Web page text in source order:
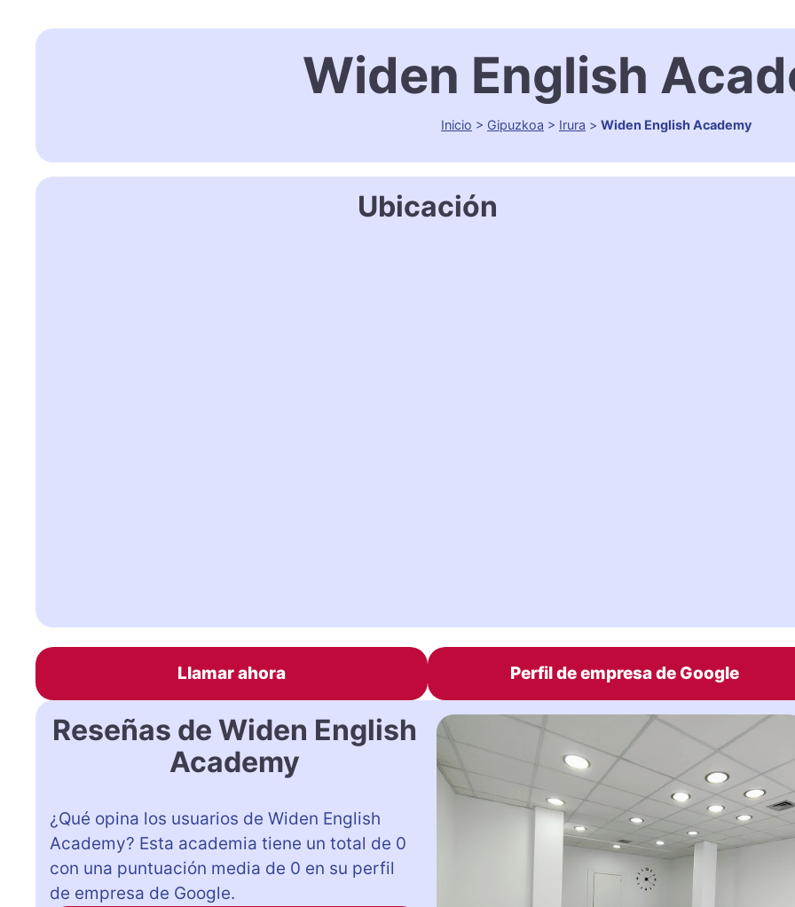
Widen English
Inicio > Gipuzkoa > Irura > Widen English Academy
Ubicación
Llamar ahora Perfil de empresa de Google
Reseñas de Widen English
Academy
¿Qué opina los usuarios de Widen English
Academy? Esta academia tiene un total de 0
con una puntuación media de 0 en su perfil
de empresa de Google.